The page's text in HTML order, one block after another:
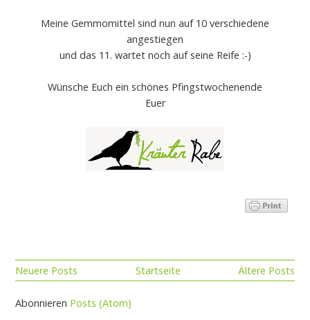
Meine Gemmomittel sind nun auf 10 verschiedene
angestiegen
und das 11. wartet noch auf seine Reife :-)
Wünsche Euch ein schönes Pfingstwochenende
Euer
Neuere Posts Ältere Posts
Startseite
Abonnieren Posts (Atom)